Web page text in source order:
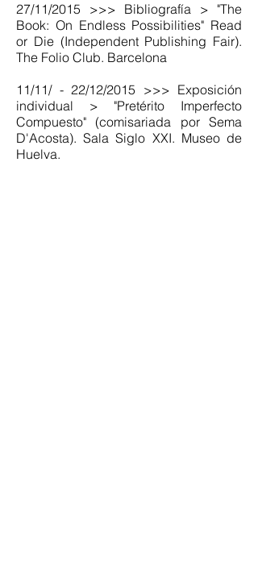
27/11/2015 >>> Bibliografía > "The
Book: On Endless Possibilities" Read
or Die (Independent Publishing Fair).
The Folio Club. Barcelona
11/11/ - 22/12/2015 >>> Exposición
individual > "Pretérito Imperfecto
Compuesto" (comisariada por Sema
D'Acosta). Sala Siglo XXI. Museo de
Huelva.